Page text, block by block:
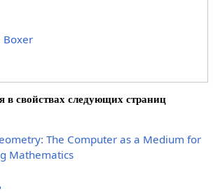
Boxer
в свойствах следующих страниц
The Computer as a Medium for
Mathematics